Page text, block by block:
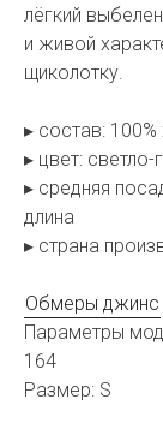
лёгкий
и живой
щиколотку.
▸ состав: 100%
▸ цвет:
▸ средняя
длина
▸ страна
Обмеры джинс
Параметры
164
Размер: S